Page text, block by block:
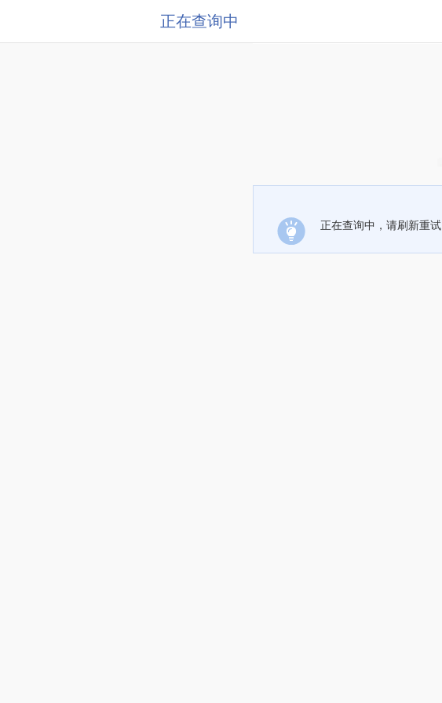
正在查询中
正在查询中，请刷新重试